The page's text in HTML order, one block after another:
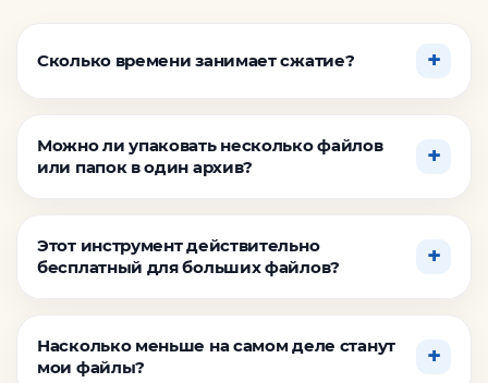
Сколько времени занимает сжатие?
Можно ли упаковать несколько файлов
или папок в один архив?
Этот инструмент действительно
бесплатный для больших файлов?
Насколько меньше на самом деле станут
мои файлы?